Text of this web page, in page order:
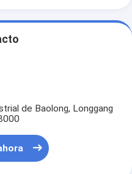
de Baolong, Longgang